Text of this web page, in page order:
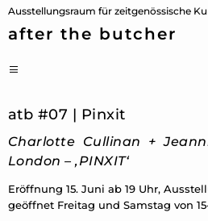
Ausstellungsraum für zeitgenössische
after the butcher
Zum
Inhalt
atb #07 | Pinxit
Charlotte Cullinan +
London – ,PINXIT‘
Eröffnung 15. Juni ab 19 Uhr,
geöffnet Freitag und Samstag von